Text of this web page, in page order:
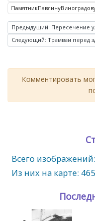
Предыдущий: Пересечение
Следующий: Трамваи перед
Комментировать
Всего
Из них на карте: